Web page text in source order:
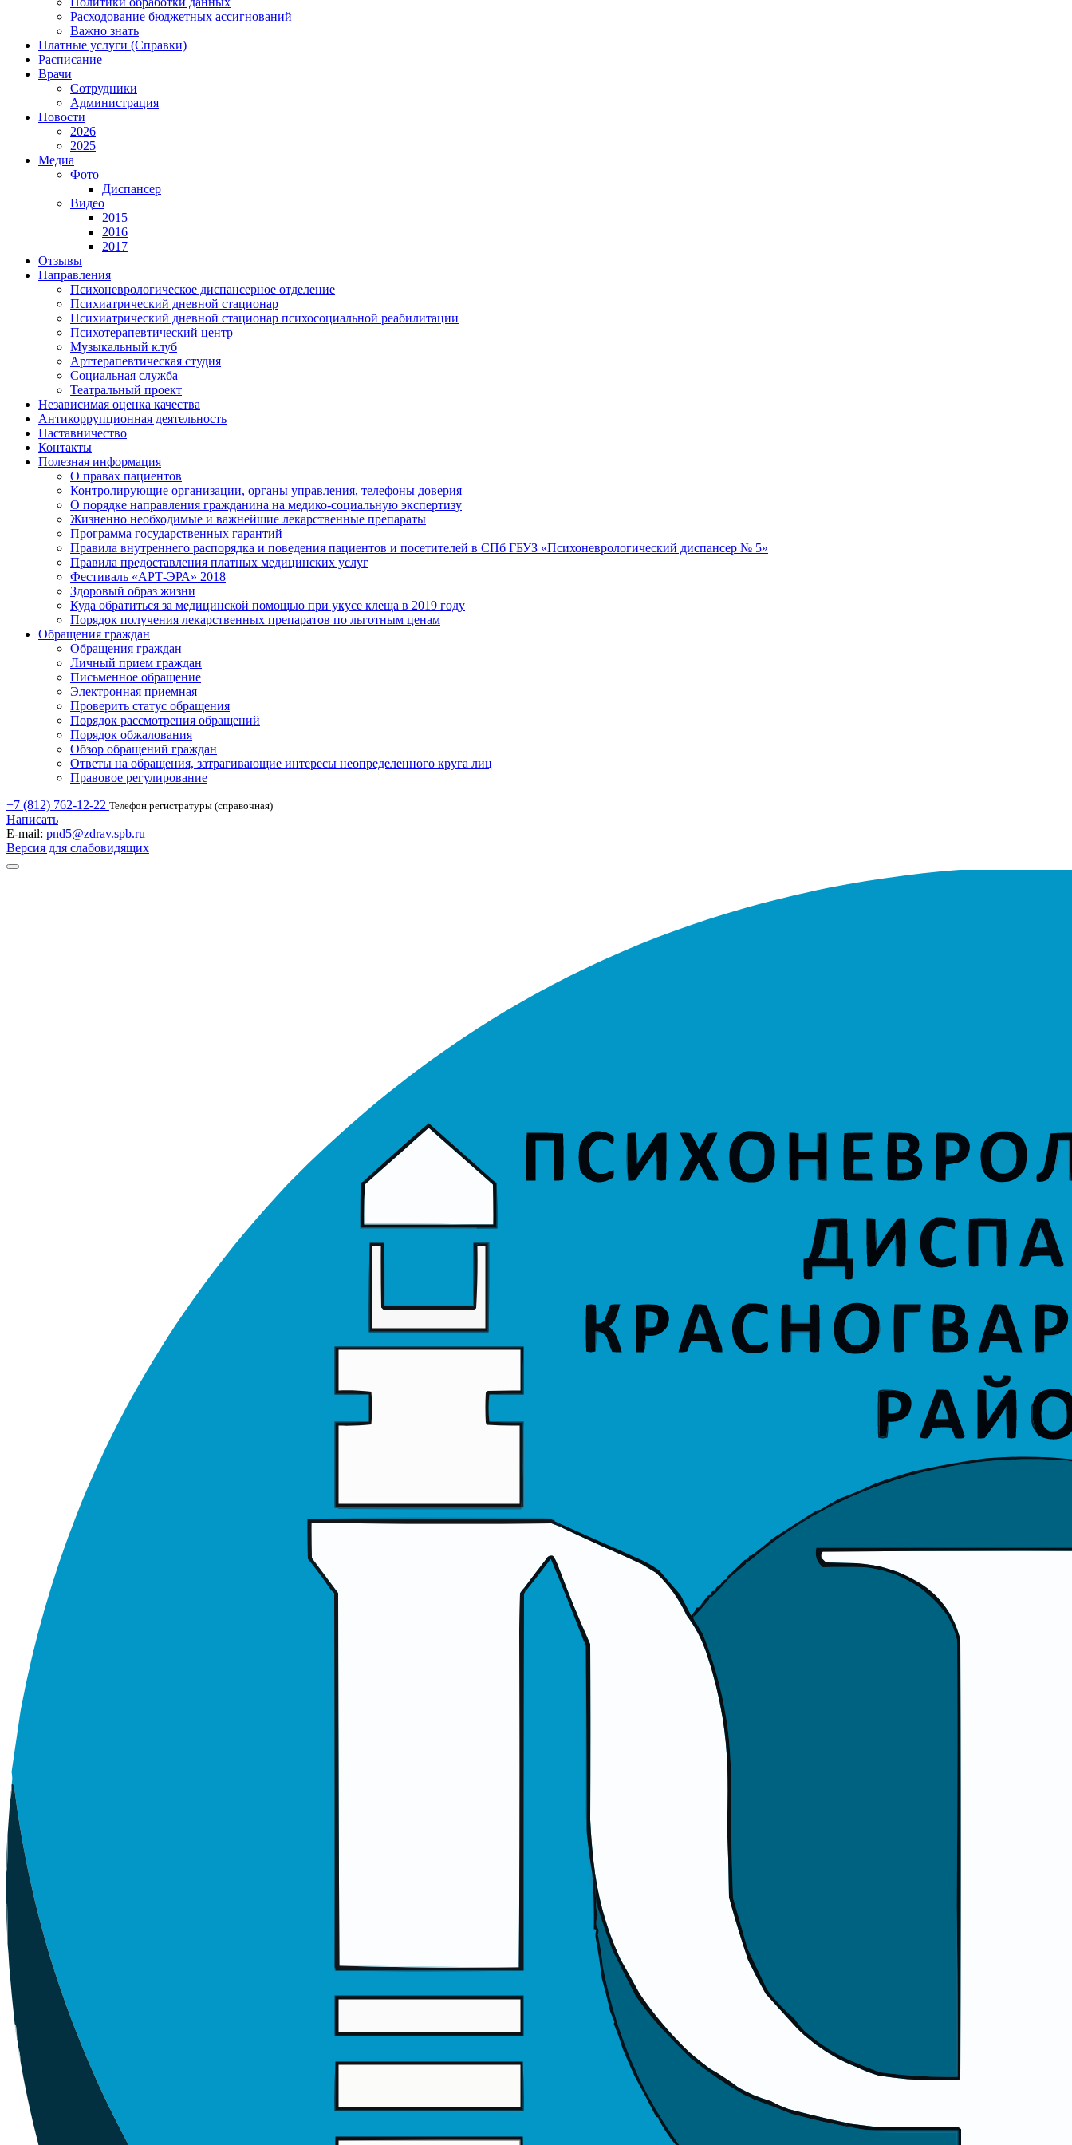
Расходование бюджетных ассигнований
Важно знать
Платные услуги (Справки)
Расписание
Врачи
Сотрудники
Администрация
Новости
2026
2025
Медиа
Фото
Диспансер
Видео
2015
2016
2017
Отзывы
Направления
Психоневрологическое диспансерное отделение
Психиатрический дневной стационар
Психиатрический дневной стационар психосоциальной реабилитации
Психотерапевтический центр
Музыкальный клуб
Арттерапевтическая студия
Социальная служба
Театральный проект
Независимая оценка качества
Антикоррупционная деятельность
Наставничество
Контакты
Полезная информация
О правах пациентов
Контролирующие организации, органы управления, телефоны доверия
О порядке направления гражданина на медико-социальную экспертизу
Жизненно необходимые и важнейшие лекарственные препараты
Программа государственных гарантий
Правила внутреннего распорядка и поведения пациентов и посетителей в СПб ГБУЗ «Психоневрологический диспансер № 5»
Правила предоставления платных медицинских услуг
Фестиваль «АРТ-ЭРА» 2018
Здоровый образ жизни
Куда обратиться за медицинской помощью при укусе клеща в 2019 году
Порядок получения лекарственных препаратов по льготным ценам
Обращения граждан
Обращения граждан
Личный прием граждан
Письменное обращение
Электронная приемная
Проверить статус обращения
Порядок рассмотрения обращений
Порядок обжалования
Обзор обращений граждан
Ответы на обращения, затрагивающие интересы неопределенного круга лиц
Правовое регулирование
+7 (812) 762-12-22 Телефон регистратуры (справочная)
Написать
E-mail: pnd5@zdrav.spb.ru
Версия для слабовидящих